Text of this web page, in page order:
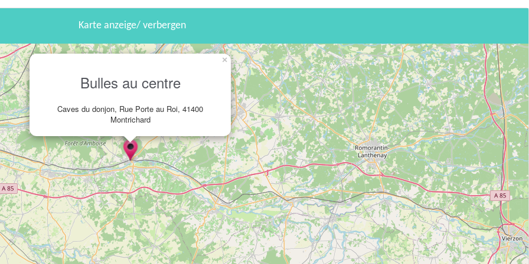
Karte anzeige/ verbergen
Bulles au centre
Caves du donjon, Rue Porte au Roi, 41400
Montrichard
×